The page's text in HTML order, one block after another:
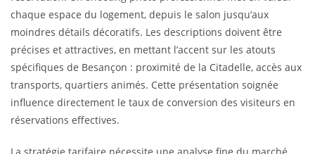
chaque espace du logement, depuis le salon jusqu’aux
moindres détails décoratifs. Les descriptions doivent être
précises et attractives, en mettant l’accent sur les atouts
spécifiques de Besançon : proximité de la Citadelle, accès aux
transports, quartiers animés. Cette présentation soignée
influence directement le taux de conversion des visiteurs en
réservations effectives.